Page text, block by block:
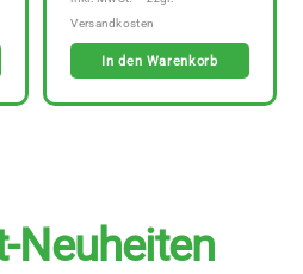
In den Warenkorb
Neuheiten